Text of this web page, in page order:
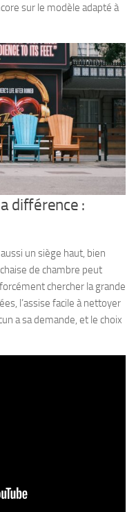
sur le modèle adapté à
différence :
un siège haut, bien
de chambre peut
chercher la grande
l’assise facile à nettoyer
a sa demande, et le choix